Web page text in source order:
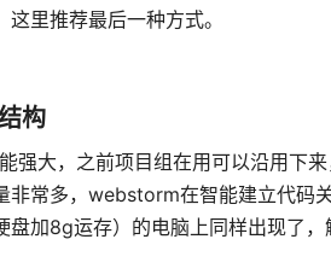
里推荐最后一种方式。
构
强大，之前项目组在用可以沿用下
非常多，webstorm在智能建立代码
盘加8g运存）的电脑上同样出现